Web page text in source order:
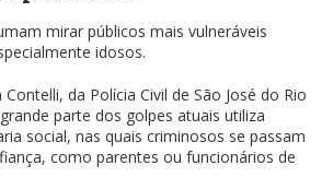
mirar públicos mais vulneráveis
idosos.
da Polícia Civil de São José do Rio
parte dos golpes atuais utiliza
social, nas quais criminosos se passam
como parentes ou funcionários de